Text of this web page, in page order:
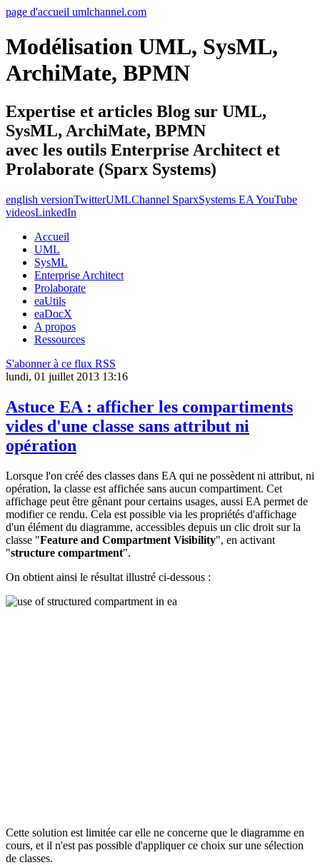
page d'accueil umlchannel.com
Modélisation UML, SysML,
ArchiMate, BPMN
Expertise et articles Blog sur UML,
SysML, ArchiMate, BPMN
avec les outils Enterprise Architect et
Prolaborate (Sparx Systems)
english versionTwitterUMLChannel SparxSystems EA YouTube
videosLinkedIn
Accueil
UML
SysML
Enterprise Architect
Prolaborate
eaUtils
eaDocX
A propos
Ressources
S'abonner à ce flux RSS
lundi, 01 juillet 2013 13:16
Astuce EA : afficher les compartiments
vides d'une classe sans attribut ni
opération
Lorsque l'on créé des classes dans EA qui ne possèdent ni attribut, ni
opération, la classe est affichée sans aucun compartiment. Cet
affichage peut être gênant pour certains usages, aussi EA permet de
modifier ce rendu. Cela est possible via les propriétés d'affichage
d'un élément du diagramme, accessibles depuis un clic droit sur la
classe "Feature and Compartment Visibility", en activant
"structure compartment".
On obtient ainsi le résultat illustré ci-dessous :
Cette solution est limitée car elle ne concerne que le diagramme en
cours, et il n'est pas possible d'appliquer ce choix sur une sélection
de classes.